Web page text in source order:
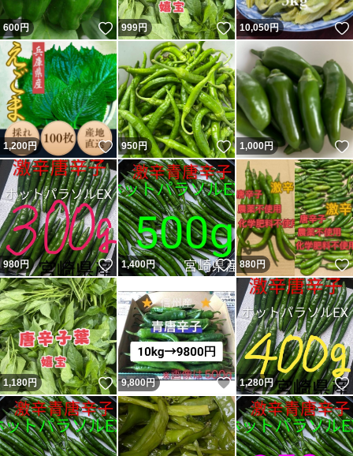
600円 いいね！
999円 いいね！
10,050円
1,200円 いいね！
950円 いいね！
1,000円
980円 いいね！
1,400円 いいね！
880円
1,180円 いいね！
9,800円 いいね！
1,280円